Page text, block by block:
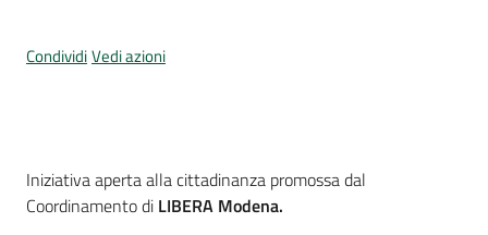
i
media
cittadini
CondividiVedi azioni
Cos'è
Iniziativa aperta alla cittadinanza promossa dal
Coordinamento di LIBERA Modena.